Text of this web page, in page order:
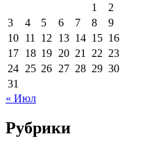
1
2
3
4 5 6 7 8
9
10 11 12 13 14 15 16
17 18 19 20 21 22 23
24 25 26 27 28 29 30
31
« Июл
Рубрики